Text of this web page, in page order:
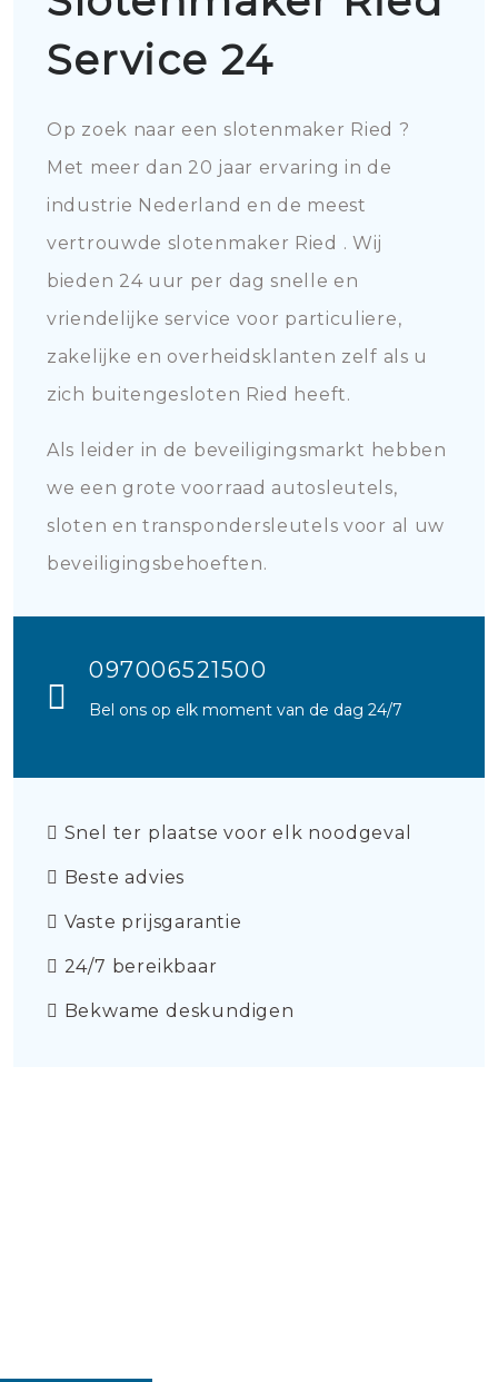
Service 24
Op zoek naar een slotenmaker Ried ?
Met meer dan 20 jaar ervaring in de
industrie Nederland en de meest
vertrouwde slotenmaker Ried . Wij
bieden 24 uur per dag snelle en
vriendelijke service voor particuliere,
zakelijke en overheidsklanten zelf als u
zich buitengesloten Ried heeft.
Als leider in de beveiligingsmarkt hebben
we een grote voorraad autosleutels,
sloten en transpondersleutels voor al uw
beveiligingsbehoeften.
097006521500
Bel ons op elk moment van de dag 24/7
Snel ter plaatse voor elk noodgeval
Beste advies
Vaste prijsgarantie
24/7 bereikbaar
Bekwame deskundigen